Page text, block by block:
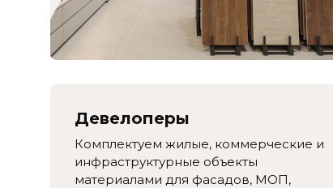
Девелоперы
Комплектуем жилые, коммерческие и
инфраструктурные объекты
материалами для фасадов, МОП,